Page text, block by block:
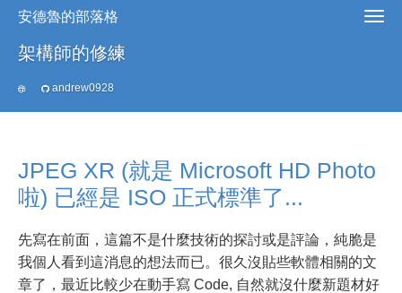
安德魯的部落格
架構師的修練
andrew0928
JPEG XR (就是 Microsoft HD Photo
啦) 已經是 ISO 正式標準了...
先寫在前面，這篇不是什麼技術的探討或是評論，純脆是
我個人看到這消息的想法而已。很久沒貼些軟體相關的文
章了，最近比較少在動手寫 Code, 自然就沒什麼新題材好